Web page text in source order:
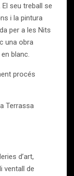
seu treball se
i la pintura
per a les Nits
una obra
blanc.
procés
Terrassa
d’art,
ventall de